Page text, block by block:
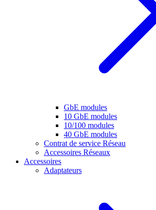
GbE modules
10 GbE modules
10/100 modules
40 GbE modules
Contrat de service Réseau
Accessoires Réseaux
Accessoires
Adaptateurs